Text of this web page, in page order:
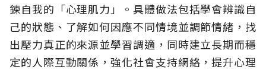
鍊自我的「心理肌力」。具體做法包括學會辨識自
己的狀態、了解如何因應不同情境並調節情緒，找
出壓力真正的來源並學習調適，同時建立長期而穩
定的人際互動關係，強化社會支持網絡，提升心理